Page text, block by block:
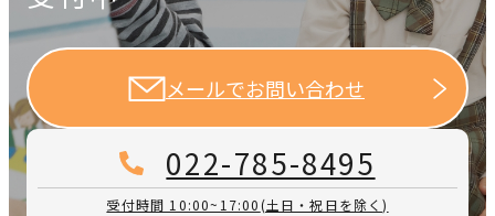
メールでお問い合わせ
022-785-8495
受付時間 10:00~17:00(土日・祝日を除く)